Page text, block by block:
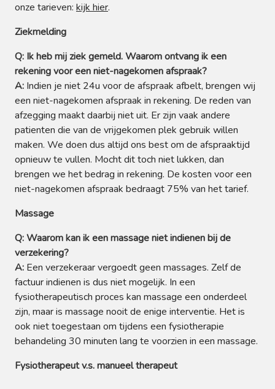
onze tarieven: kijk hier.
Ziekmelding
Q: Ik heb mij ziek gemeld. Waarom ontvang ik een
rekening voor een niet-nagekomen afspraak?
A: Indien je niet 24u voor de afspraak afbelt, brengen wij
een niet-nagekomen afspraak in rekening. De reden van
afzegging maakt daarbij niet uit. Er zijn vaak andere
patienten die van de vrijgekomen plek gebruik willen
maken. We doen dus altijd ons best om de afspraaktijd
opnieuw te vullen. Mocht dit toch niet lukken, dan
brengen we het bedrag in rekening. De kosten voor een
niet-nagekomen afspraak bedraagt 75% van het tarief.
Massage
Q: Waarom kan ik een massage niet indienen bij de
verzekering?
A: Een verzekeraar vergoedt geen massages. Zelf de
factuur indienen is dus niet mogelijk. In een
fysiotherapeutisch proces kan massage een onderdeel
zijn, maar is massage nooit de enige interventie. Het is
ook niet toegestaan om tijdens een fysiotherapie
behandeling 30 minuten lang te voorzien in een massage.
Fysiotherapeut v.s. manueel therapeut